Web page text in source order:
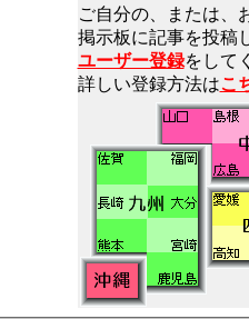
ご自分の、または、
ユーザー登録をして
詳しい登録方法はこ